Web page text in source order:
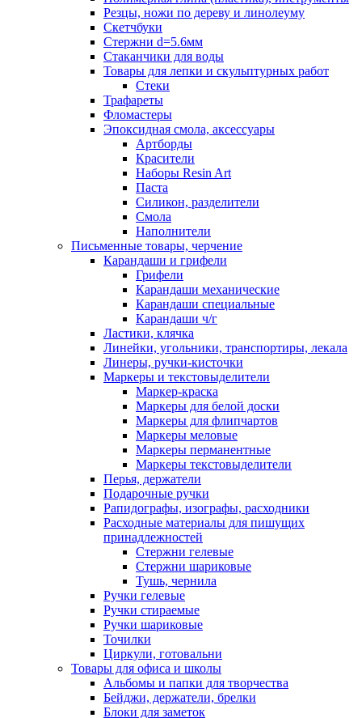
Резцы, ножи по дереву и линолеуму
Скетчбуки
Стержни d=5.6мм
Стаканчики для воды
Товары для лепки и скульптурных работ
Стеки
Трафареты
Фломастеры
Эпоксидная смола, аксессуары
Артборды
Красители
Наборы Resin Art
Паста
Силикон, разделители
Смола
Наполнители
Письменные товары, черчение
Карандаши и грифели
Грифели
Карандаши механические
Карандаши специальные
Карандаши ч/г
Ластики, клячка
Линейки, угольники, транспортиры, лекала
Линеры, ручки-кисточки
Маркеры и текстовыделители
Маркер-краска
Маркеры для белой доски
Маркеры для флипчартов
Маркеры меловые
Маркеры перманентные
Маркеры текстовыделители
Перья, держатели
Подарочные ручки
Рапидографы, изографы, расходники
Расходные материалы для пишущих
принадлежностей
Стержни гелевые
Стержни шариковые
Тушь, чернила
Ручки гелевые
Ручки стираемые
Ручки шариковые
Точилки
Циркули, готовальни
Товары для офиса и школы
Альбомы и папки для творчества
Бейджи, держатели, брелки
Блоки для заметок